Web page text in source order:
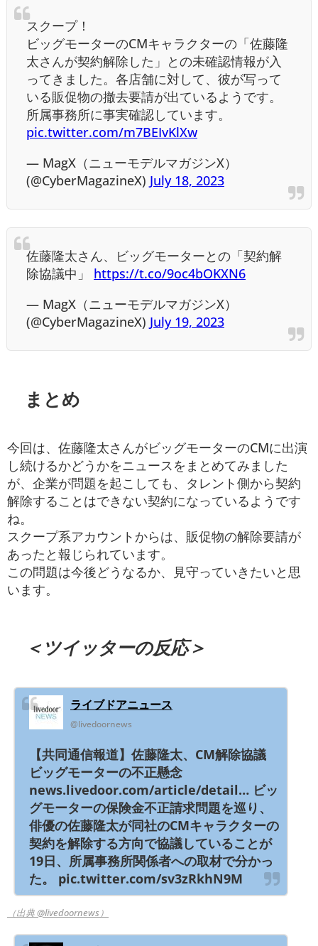
スクープ！
ビッグモーターのCMキャラクターの「佐藤隆
太さんが契約解除した」との未確認情報が入
ってきました。各店舗に対して、彼が写って
いる販促物の撤去要請が出ているようです。
所属事務所に事実確認しています。
pic.twitter.com/m7BEIvKlXw
— MagX（ニューモデルマガジンX）
(@CyberMagazineX) July 18, 2023
佐藤隆太さん、ビッグモーターとの「契約解
除協議中」 https://t.co/9oc4bOKXN6
— MagX（ニューモデルマガジンX）
(@CyberMagazineX) July 19, 2023
まとめ
今回は、佐藤隆太さんがビッグモーターのCMに出演
し続けるかどうかをニュースをまとめてみました
が、企業が問題を起こしても、タレント側から契約
解除することはできない契約になっているようです
ね。
スクープ系アカウントからは、販促物の解除要請が
あったと報じられています。
この問題は今後どうなるか、見守っていきたいと思
います。
＜ツイッターの反応＞
ライブドアニュース
@livedoornews
【共同通信報道】佐藤隆太、CM解除協議
ビッグモーターの不正懸念
news.livedoor.com/article/detail… ビッ
グモーターの保険金不正請求問題を巡り、
俳優の佐藤隆太が同社のCMキャラクターの
契約を解除する方向で協議していることが
19日、所属事務所関係者への取材で分かっ
た。 pic.twitter.com/sv3zRkhN9M
（出典 @livedoornews）